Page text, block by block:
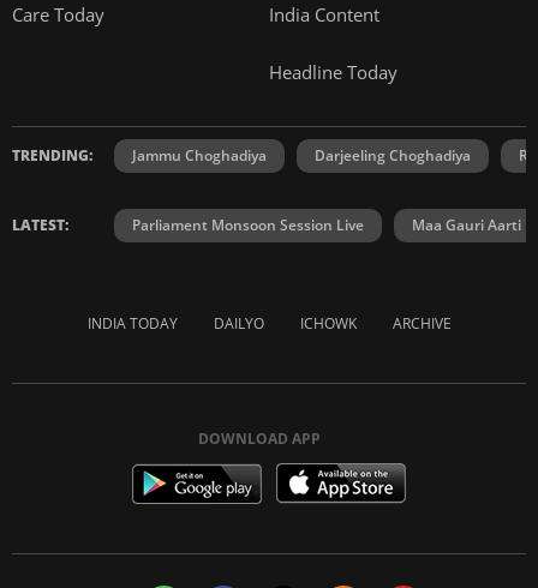
Care Today India Content
Headline Today
TRENDING: Jammu Choghadiya Darjeeling Choghadiya
LATEST: Parliament Monsoon Session Live Maa Gauri Aarti
INDIA TODAY DAILYO ICHOWK ARCHIVE
DOWNLOAD APP